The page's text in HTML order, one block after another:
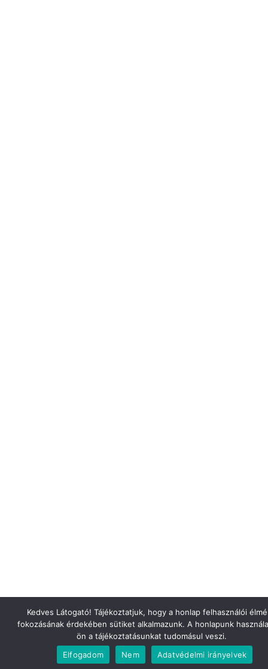
Kedves Látogató! Tájékoztatjuk, hogy a honlap felhasználói
fokozásának érdekében sütiket alkalmazunk. A honlapunk
ön a tájékoztatásunkat tudomásul veszi.
Elfogadom
Nem Adatvédelmi irányelvek